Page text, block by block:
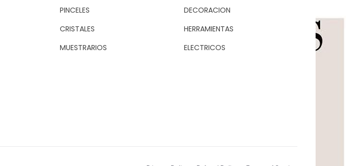
PINCELES
DECORACION
CRISTALES
HERRAMIENTAS
MUESTRARIOS ELECTRICOS